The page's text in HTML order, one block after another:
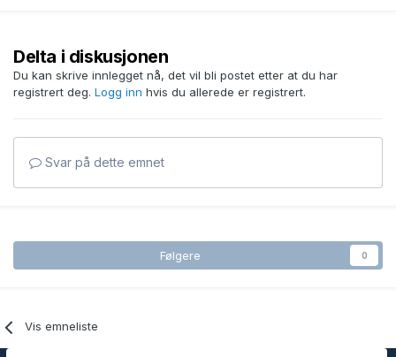
Delta i diskusjonen
Du kan skrive innlegget nå, det vil bli postet etter at du har
registrert deg. Logg inn hvis du allerede er registrert.
Svar på dette emnet
Følgere 0
Vis emneliste